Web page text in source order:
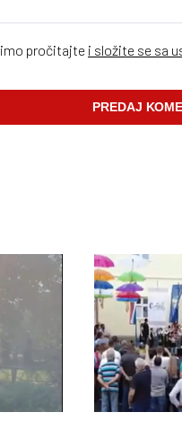
pročitajte i složite se sa